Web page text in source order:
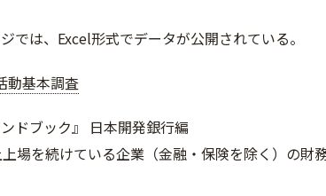
では、Excel形式でデータが公開されている。
動基本調査
ドブック』 日本開発銀行編
場を続けている企業（金融・保険を除く）の財